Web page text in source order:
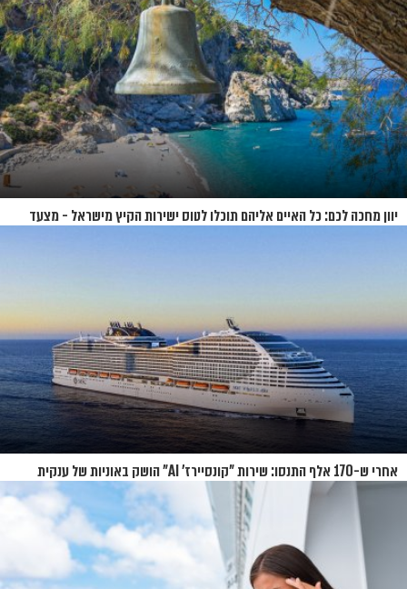
יוון מחכה לכם: כל האיים אליהם תוכלו לטוס ישירות הקיץ מישראל - מצעד
אחרי ש-170 אלף התנסו: שירות "קונסיירז' AI" הושק באוניות של ענקית
הקרוזים